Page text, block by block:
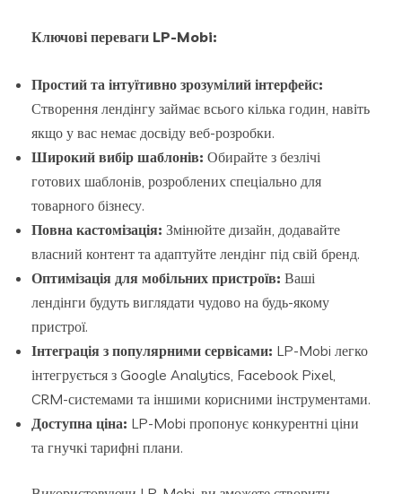
Ключові переваги LP-Mobi:
Простий та інтуїтивно зрозумілий інтерфейс:
Створення лендінгу займає всього кілька годин, навіть
якщо у вас немає досвіду веб-розробки.
Широкий вибір шаблонів: Обирайте з безлічі
готових шаблонів, розроблених спеціально для
товарного бізнесу.
Повна кастомізація: Змінюйте дизайн, додавайте
власний контент та адаптуйте лендінг під свій бренд.
Оптимізація для мобільних пристроїв: Ваші
лендінги будуть виглядати чудово на будь-якому
пристрої.
Інтеграція з популярними сервісами: LP-Mobi легко
інтегрується з Google Analytics, Facebook Pixel,
CRM-системами та іншими корисними інструментами.
Доступна ціна: LP-Mobi пропонує конкурентні ціни
та гнучкі тарифні плани.